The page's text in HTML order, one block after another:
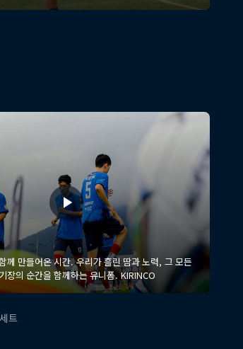
간. 우리가 흘린 땀과 노력, 그 모든
의 기록. 경기장의 순간을 함께하는 유니폼. KIRINCO
트